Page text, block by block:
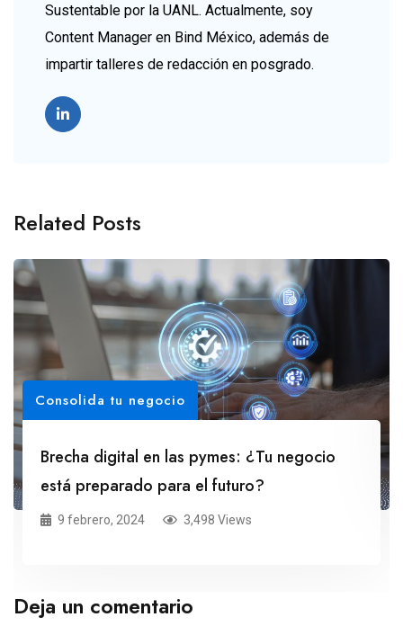
Sustentable por la UANL. Actualmente, soy
Content Manager en Bind México, además de
impartir talleres de redacción en posgrado.
Related Posts
Consolida tu negocio
Brecha digital en las pymes: ¿Tu negocio
está preparado para el futuro?
9 febrero, 2024 3,498 Views
Deja un comentario